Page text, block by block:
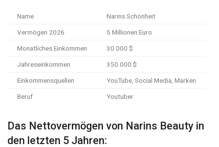
Name Narins Schönheit
Vermögen 2026 5 Millionen Euro
Monatliches Einkommen 30.000 $
Jahreseinkommen 350.000 $
Einkommensquellen YouTube, Social Media, Marken
Beruf Youtuber
Das Nettovermögen von Narins Beauty in
den letzten 5 Jahren: